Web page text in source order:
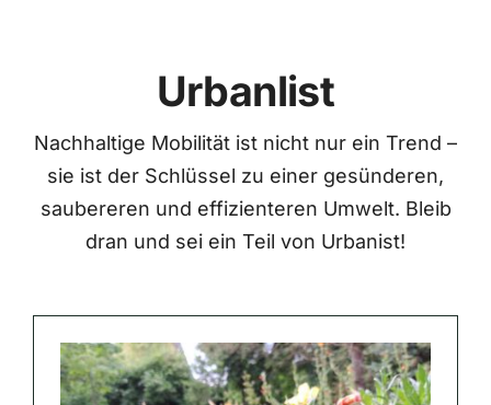
Urbanlist
Nachhaltige Mobilität ist nicht nur ein Trend –
sie ist der Schlüssel zu einer gesünderen,
saubereren und effizienteren Umwelt. Bleib
dran und sei ein Teil von Urbanist!